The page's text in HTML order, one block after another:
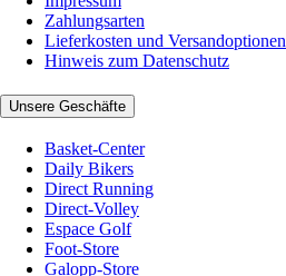
Zahlungsarten
Lieferkosten und Versandoptionen
Hinweis zum Datenschutz
Unsere Geschäfte
Basket-Center
Daily Bikers
Direct Running
Direct-Volley
Espace Golf
Foot-Store
Galopp-Store